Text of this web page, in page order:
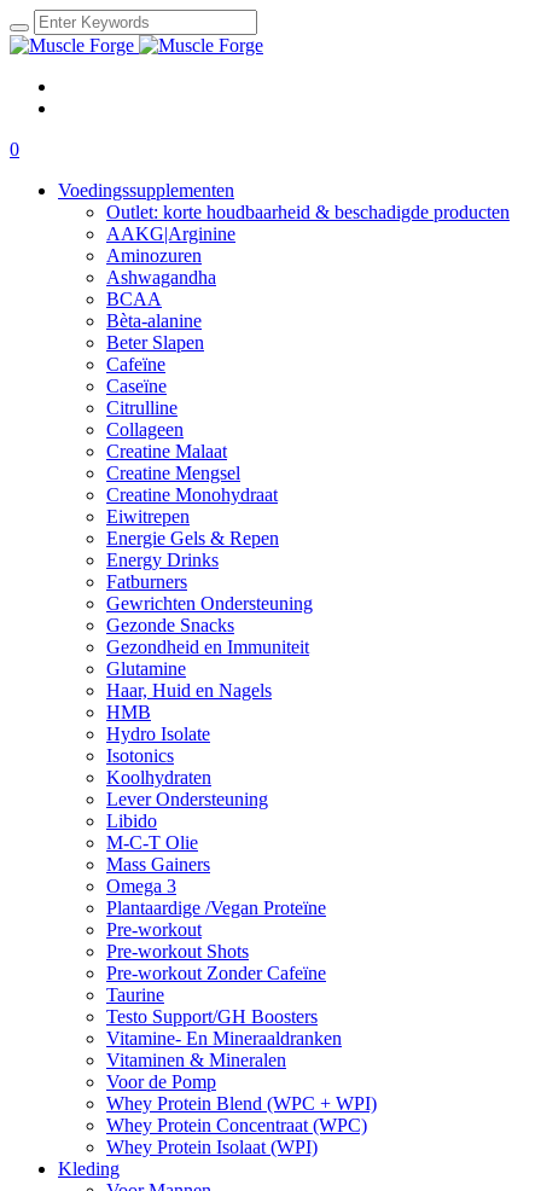
0
Voedingssupplementen
Outlet: korte houdbaarheid & beschadigde producten
AAKG|Arginine
Aminozuren
Ashwagandha
BCAA
Bèta-alanine
Beter Slapen
Cafeïne
Caseïne
Citrulline
Collageen
Creatine Malaat
Creatine Mengsel
Creatine Monohydraat
Eiwitrepen
Energie Gels & Repen
Energy Drinks
Fatburners
Gewrichten Ondersteuning
Gezonde Snacks
Gezondheid en Immuniteit
Glutamine
Haar, Huid en Nagels
HMB
Hydro Isolate
Isotonics
Koolhydraten
Lever Ondersteuning
Libido
M-C-T Olie
Mass Gainers
Omega 3
Plantaardige /Vegan Proteïne
Pre-workout
Pre-workout Shots
Pre-workout Zonder Cafeïne
Taurine
Testo Support/GH Boosters
Vitamine- En Mineraaldranken
Vitaminen & Mineralen
Voor de Pomp
Whey Protein Blend (WPC + WPI)
Whey Protein Concentraat (WPC)
Whey Protein Isolaat (WPI)
Kleding